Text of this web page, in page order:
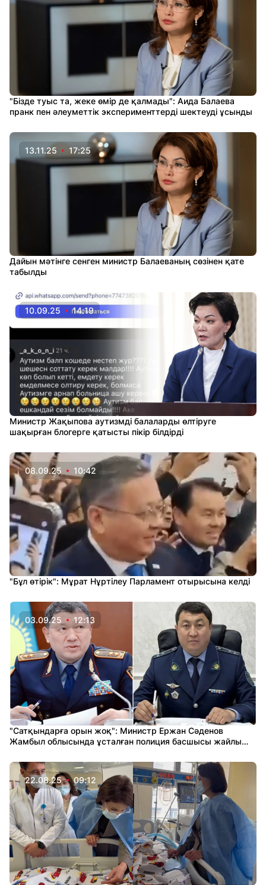
"Бізде туыс та, жеке өмір де қалмады": Аида Балаева
пранк пен әлеуметтік эксперименттерді шектеуді ұсынды
13.11.25 17:25
Дайын мәтінге сенген министр Балаеваның сөзінен қате
табылды
10.09.25 14:19
Министр Жақыпова аутизмді балаларды өлтіруге
шақырған блогерге қатысты пікір білдірді
08.09.25 10:42
"Бұл өтірік": Мұрат Нұртілеу Парламент отырысына келді
03.09.25 12:13
"Сатқындарға орын жоқ": Министр Ержан Сәденов
Жамбыл облысында ұсталған полиция басшысы жайлы
22.08.25 09:12